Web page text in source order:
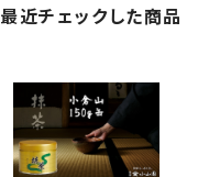
最近チェックした商品